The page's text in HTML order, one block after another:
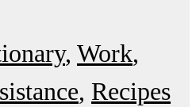
Work
Recipes